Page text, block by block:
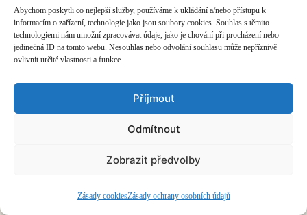
Abychom poskytli co nejlepší služby, používáme k ukládání a/nebo přístupu k
informacím o zařízení, technologie jako jsou soubory cookies. Souhlas s těmito
technologiemi nám umožní zpracovávat údaje, jako je chování při procházení nebo
jedinečná ID na tomto webu. Nesouhlas nebo odvolání souhlasu může nepříznivě
ovlivnit určité vlastnosti a funkce.
Příjmout
Odmítnout
Zobrazit předvolby
Zásady cookiesZásady ochrany osobních údajů
ČASOPIS O JINÉ HUDBĚ | vydáváHudební informační středisko
založeno 2001 | Kontaktujte nás: info@hisvoice.cz
©2026 HISvoice – design a adminAtelier Dokument